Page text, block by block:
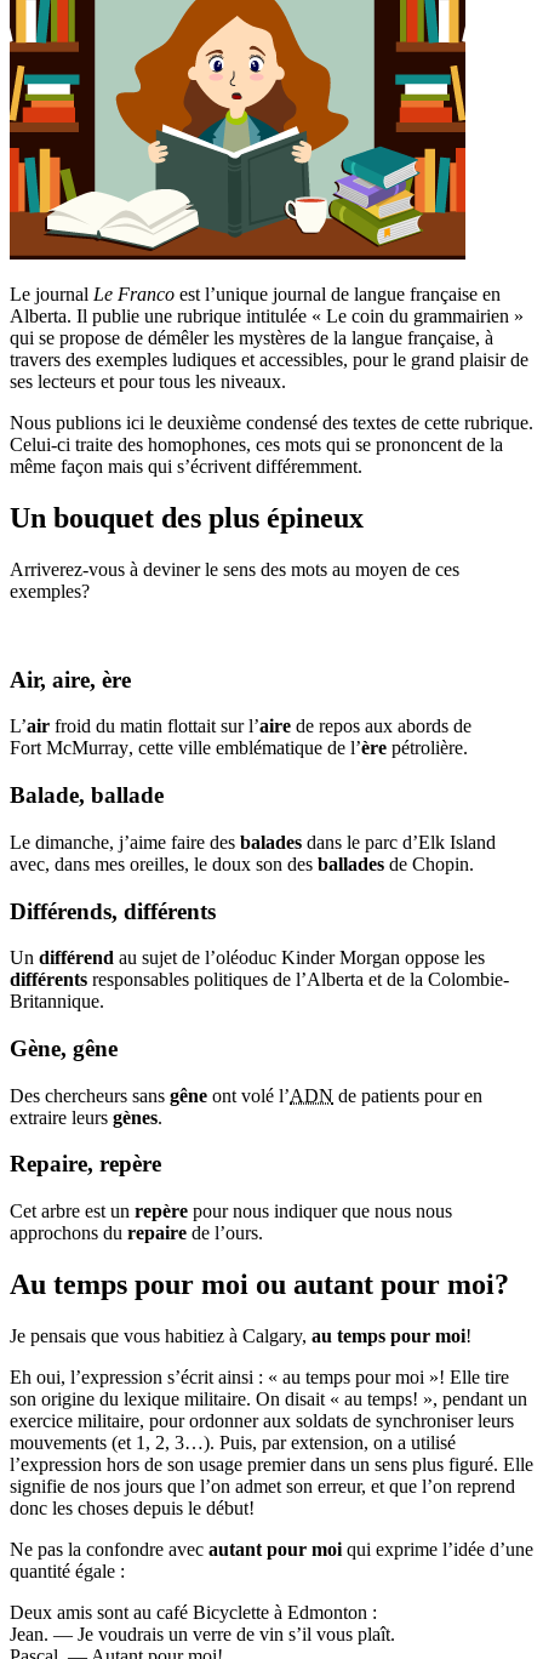
Le journal Le Franco est l’unique journal de langue française en
Alberta. Il publie une rubrique intitulée « Le coin du grammairien »
qui se propose de démêler les mystères de la langue française, à
travers des exemples ludiques et accessibles, pour le grand plaisir de
ses lecteurs et pour tous les niveaux.
Nous publions ici le deuxième condensé des textes de cette rubrique.
Celui-ci traite des homophones, ces mots qui se prononcent de la
même façon mais qui s’écrivent différemment.
Un bouquet des plus épineux
Arriverez-vous à deviner le sens des mots au moyen de ces
exemples?
Air, aire, ère
L’air froid du matin flottait sur l’aire de repos aux abords de
Fort McMurray, cette ville emblématique de l’ère pétrolière.
Balade, ballade
Le dimanche, j’aime faire des balades dans le parc d’Elk Island
avec, dans mes oreilles, le doux son des ballades de Chopin.
Différends, différents
Un différend au sujet de l’oléoduc Kinder Morgan oppose les
différents responsables politiques de l’Alberta et de la Colombie-
Britannique.
Gène, gêne
Des chercheurs sans gêne ont volé l’ADN de patients pour en
extraire leurs gènes.
Repaire, repère
Cet arbre est un repère pour nous indiquer que nous nous
approchons du repaire de l’ours.
Au temps pour moi ou autant pour moi?
Je pensais que vous habitiez à Calgary, au temps pour moi!
Eh oui, l’expression s’écrit ainsi : « au temps pour moi »! Elle tire
son origine du lexique militaire. On disait « au temps! », pendant un
exercice militaire, pour ordonner aux soldats de synchroniser leurs
mouvements (et 1, 2, 3…). Puis, par extension, on a utilisé
l’expression hors de son usage premier dans un sens plus figuré. Elle
signifie de nos jours que l’on admet son erreur, et que l’on reprend
donc les choses depuis le début!
Ne pas la confondre avec autant pour moi qui exprime l’idée d’une
quantité égale :
Deux amis sont au café Bicyclette à Edmonton :
Jean. — Je voudrais un verre de vin s’il vous plaît.